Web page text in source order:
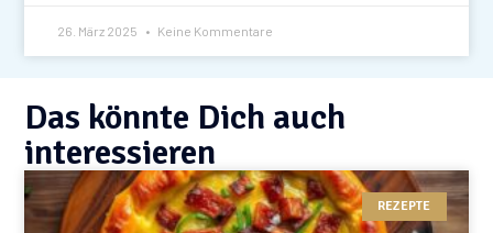
26. März 2025 Keine Kommentare
Das könnte Dich auch
interessieren
REZEPTE